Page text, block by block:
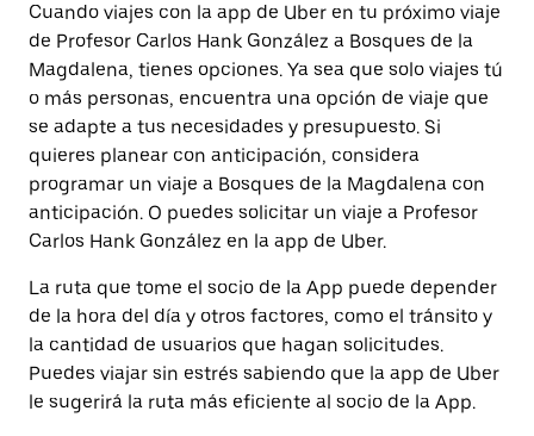
Cuando viajes con la app de Uber en tu próximo viaje
de Profesor Carlos Hank González a Bosques de la
Magdalena, tienes opciones. Ya sea que solo viajes tú
o más personas, encuentra una opción de viaje que
se adapte a tus necesidades y presupuesto. Si
quieres planear con anticipación, considera
programar un viaje a Bosques de la Magdalena con
anticipación. O puedes solicitar un viaje a Profesor
Carlos Hank González en la app de Uber.
La ruta que tome el socio de la App puede depender
de la hora del día y otros factores, como el tránsito y
la cantidad de usuarios que hagan solicitudes.
Puedes viajar sin estrés sabiendo que la app de Uber
le sugerirá la ruta más eficiente al socio de la App.